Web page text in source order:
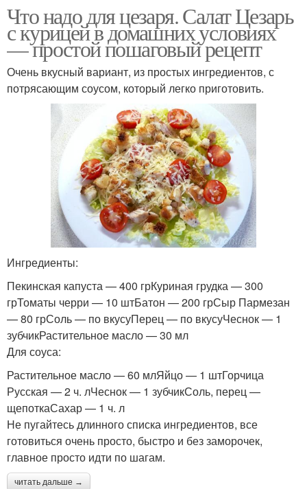
Что надо для цезаря. Салат Цезарь
с курицей в домашних условиях
— простой пошаговый рецепт
Очень вкусный вариант, из простых ингредиентов, с
потрясающим соусом, который легко приготовить.
Ингредиенты:
Пекинская капуста — 400 грКуриная грудка — 300
грТоматы черри — 10 штБатон — 200 грСыр Пармезан
— 80 грСоль — по вкусуПерец — по вкусуЧеснок — 1
зубчикРастительное масло — 30 мл
Для соуса:
Растительное масло — 60 млЯйцо — 1 штГорчица
Русская — 2 ч. лЧеснок — 1 зубчикСоль, перец —
щепоткаСахар — 1 ч. л
Не пугайтесь длинного списка ингредиентов, все
готовиться очень просто, быстро и без заморочек,
главное просто идти по шагам.
читать дальше →